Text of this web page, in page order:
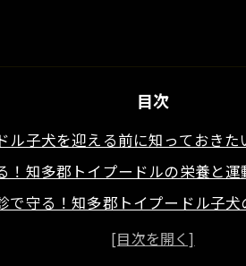
目次
ル子犬を迎える前に知っておき
！知多郡トイプードルの栄養と運
で守る！知多郡トイプードル子
を保つための環境整備とストレス